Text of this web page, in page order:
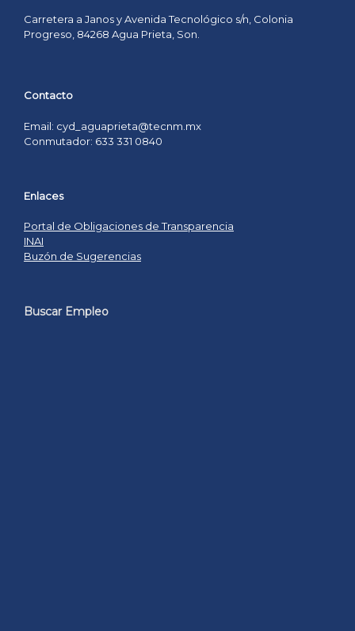
Carretera a Janos y Avenida Tecnológico s/n, Colonia
Progreso, 84268 Agua Prieta, Son.
Contacto
Email: cyd_aguaprieta@tecnm.mx
Conmutador: 633 331 0840
Enlaces
Portal de Obligaciones de Transparencia
INAI
Buzón de Sugerencias
Buscar Empleo